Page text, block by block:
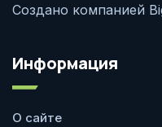
Создано компанией
Информация
О сайте